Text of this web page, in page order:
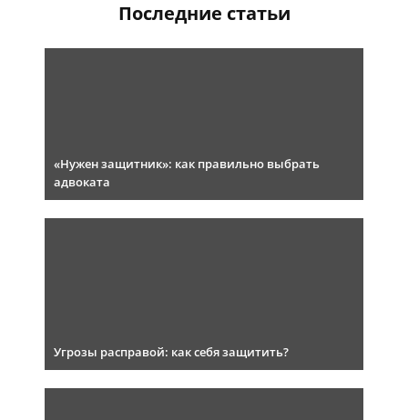
Последние статьи
«Нужен защитник»: как правильно выбрать
адвоката
Угрозы расправой: как себя защитить?